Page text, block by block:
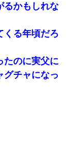
るかもしれな
くる年頃だろ
たのに実父に
グチャになっ